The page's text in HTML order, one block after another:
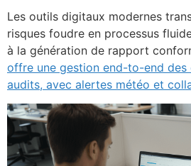
Les outils digitaux modernes
risques foudre en processus
à la génération de rapport
offre une gestion end-to-end des
audits, avec alertes météo et